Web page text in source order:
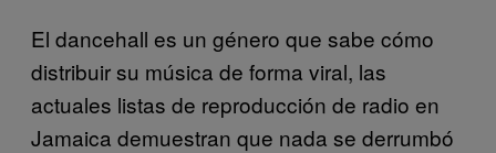
El dancehall es un género que sabe cómo
distribuir su música de forma viral, las
actuales listas de reproducción de radio en
Jamaica demuestran que nada se derrumbó